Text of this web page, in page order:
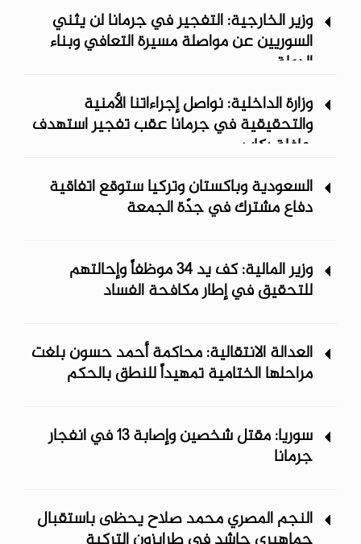
وزير الخارجية: التفجير في جرمانا لن يثني
السوريين عن مواصلة مسيرة التعافي وبناء
الدولة
وزارة الداخلية: نواصل إجراءاتنا الأمنية
والتحقيقية في جرمانا عقب تفجير استهدف
حافلة ركاب
السعودية وباكستان وتركيا ستوقع اتفاقية
دفاع مشترك في جدّة الجمعة
وزير المالية: كف يد 34 موظفاً وإحالتهم
للتحقيق في إطار مكافحة الفساد
العدالة الانتقالية: محاكمة أحمد حسون بلغت
مراحلها الختامية تمهيداً للنطق بالحكم
سوريا: مقتل شخصين وإصابة 13 في انفجار
جرمانا
النجم المصري محمد صلاح يحظى باستقبال